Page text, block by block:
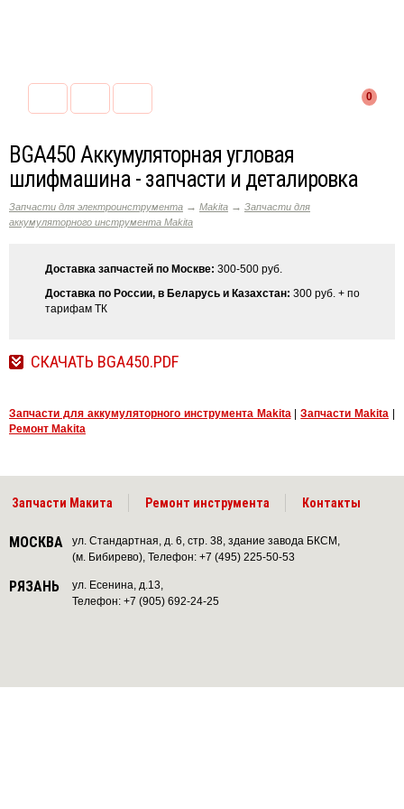
0
BGA450 Аккумуляторная угловая
шлифмашина - запчасти и деталировка
Запчасти для электроинструмента → Makita → Запчасти для
аккумуляторного инструмента Makita
Доставка запчастей по Москве: 300-500 руб.
Доставка по России, в Беларусь и Казахстан: 300 руб. + по
тарифам ТК
СКАЧАТЬ BGA450.PDF
Запчасти для аккумуляторного инструмента Makita|Запчасти Makita
Ремонт Makita
Запчасти Макита Ремонт инструмента Контакты
МОСКВА
ул. Стандартная, д. 6, стр. 38, здание завода БКСМ,
(м. Бибирево), Телефон: +7 (495) 225-50-53
РЯЗАНЬ
ул. Есенина, д.13,
Телефон: +7 (905) 692-24-25